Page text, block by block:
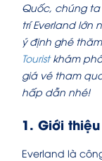
Quốc, chúng
trí Everland lớn
ý định ghé
Touristkhám
giá vé tham
hấp dẫn nhé!
1. Giới
Everland là